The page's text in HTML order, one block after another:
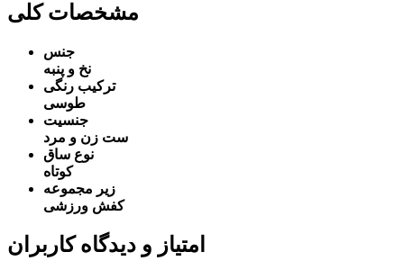
مشخصات کلی
جنس
نخ و پنبه
ترکیب رنگی
طوسی
جنسیت
ست زن و مرد
نوع ساق
کوتاه
زیر مجموعه
کفش ورزشی
امتیاز و دیدگاه کاربران